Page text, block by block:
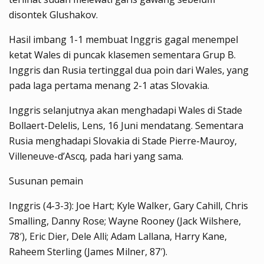
disontek Glushakov.
Hasil imbang 1-1 membuat Inggris gagal menempel
ketat Wales di puncak klasemen sementara Grup B.
Inggris dan Rusia tertinggal dua poin dari Wales, yang
pada laga pertama menang 2-1 atas Slovakia.
Inggris selanjutnya akan menghadapi Wales di Stade
Bollaert-Delelis, Lens, 16 Juni mendatang. Sementara
Rusia menghadapi Slovakia di Stade Pierre-Mauroy,
Villeneuve-d’Ascq, pada hari yang sama.
Susunan pemain
Inggris (4-3-3): Joe Hart; Kyle Walker, Gary Cahill, Chris
Smalling, Danny Rose; Wayne Rooney (Jack Wilshere,
78′), Eric Dier, Dele Alli; Adam Lallana, Harry Kane,
Raheem Sterling (James Milner, 87′).